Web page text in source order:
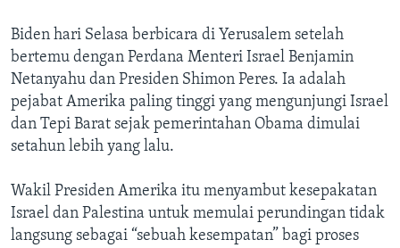
Biden hari Selasa berbicara di Yerusalem setelah
bertemu dengan Perdana Menteri Israel Benjamin
Netanyahu dan Presiden Shimon Peres. Ia adalah
pejabat Amerika paling tinggi yang mengunjungi Israel
dan Tepi Barat sejak pemerintahan Obama dimulai
setahun lebih yang lalu.
Wakil Presiden Amerika itu menyambut kesepakatan
Israel dan Palestina untuk memulai perundingan tidak
langsung sebagai “sebuah kesempatan” bagi proses